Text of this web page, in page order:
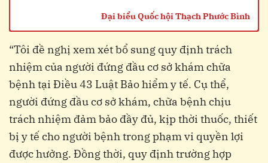
Đại biểu Quốc hội Thạch Phước Bình
“Tôi đề nghị xem xét bổ sung quy định trách
nhiệm của người đứng đầu cơ sở khám chữa
bệnh tại Điều 43 Luật Bảo hiểm y tế. Cụ thể,
người đứng đầu cơ sở khám, chữa bệnh chịu
trách nhiệm đảm bảo đầy đủ, kịp thời thuốc, thiết
bị y tế cho người bệnh trong phạm vi quyền lợi
được hưởng. Đồng thời, quy định trường hợp